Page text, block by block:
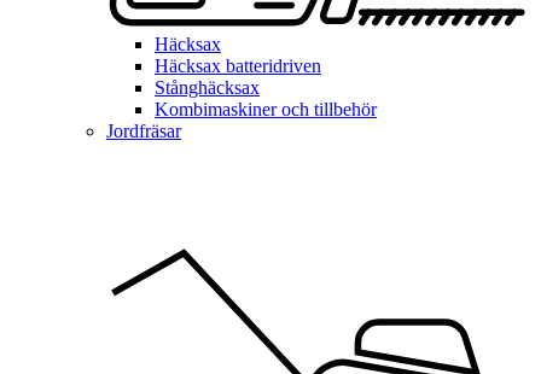
Häcksax
Häcksax batteridriven
Stånghäcksax
Kombimaskiner och tillbehör
Jordfräsar